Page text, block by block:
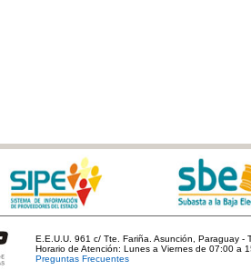
E.E.U.U. 961 c/ Tte. Fariña. Asunción, Paraguay -
Horario de Atención: Lunes a Viernes de 07:00 a
Preguntas Frecuentes